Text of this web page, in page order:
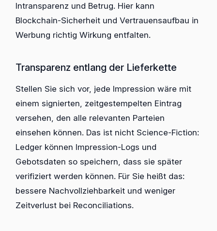
Intransparenz und Betrug. Hier kann
Blockchain-Sicherheit und Vertrauensaufbau in
Werbung richtig Wirkung entfalten.
Transparenz entlang der Lieferkette
Stellen Sie sich vor, jede Impression wäre mit
einem signierten, zeitgestempelten Eintrag
versehen, den alle relevanten Parteien
einsehen können. Das ist nicht Science-Fiction:
Ledger können Impression-Logs und
Gebotsdaten so speichern, dass sie später
verifiziert werden können. Für Sie heißt das:
bessere Nachvollziehbarkeit und weniger
Zeitverlust bei Reconciliations.